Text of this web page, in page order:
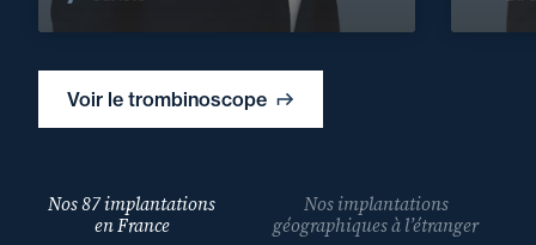
Voir le trombinoscope
Nos 87 implantations
en France
Nos implantations
géographiques à l’étranger